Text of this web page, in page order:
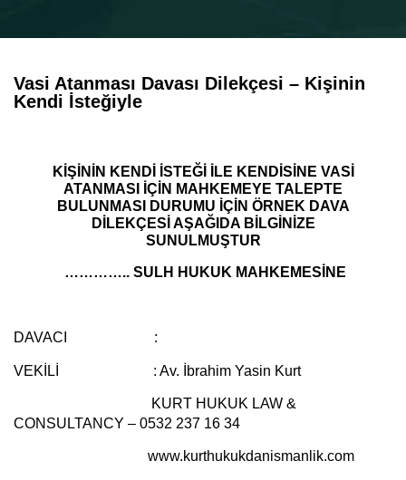
Vasi Atanması Davası Dilekçesi – Kişinin
Kendi İsteğiyle
KİŞİNİN KENDİ İSTEĞİ İLE KENDİSİNE VASİ
ATANMASI İÇİN MAHKEMEYE TALEPTE
BULUNMASI DURUMU İÇİN ÖRNEK DAVA
DİLEKÇESİ AŞAĞIDA BİLGİNİZE
SUNULMUŞTUR
………….. SULH HUKUK MAHKEMESİNE
DAVACI :
VEKİLİ : Av. İbrahim Yasin Kurt
KURT HUKUK LAW &
CONSULTANCY – 0532 237 16 34
www.kurthukukdanismanlik.com